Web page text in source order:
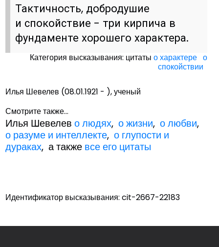
Тактичность, добродушие
и спокойствие - три кирпича в
фундаменте хорошего характера.
Категория высказывания: цитатыо характере о
спокойствии
Илья Шевелев (08.01.1921 - ), ученый
Смотрите также...
Илья Шевелево людях,о жизни,о любви,
о разуме и интеллекте,о глупости и
дураках, а также все его цитаты
Идентификатор высказывания: cit-2667-22183